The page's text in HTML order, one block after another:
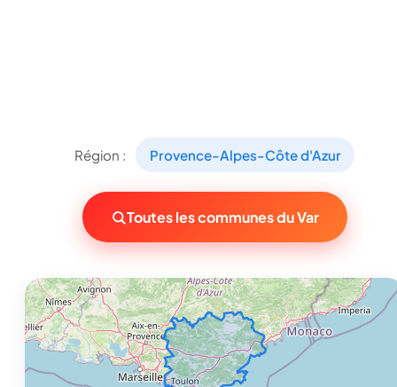
Région : Provence-Alpes-Côte d'Azur
Toutes les communes du Var